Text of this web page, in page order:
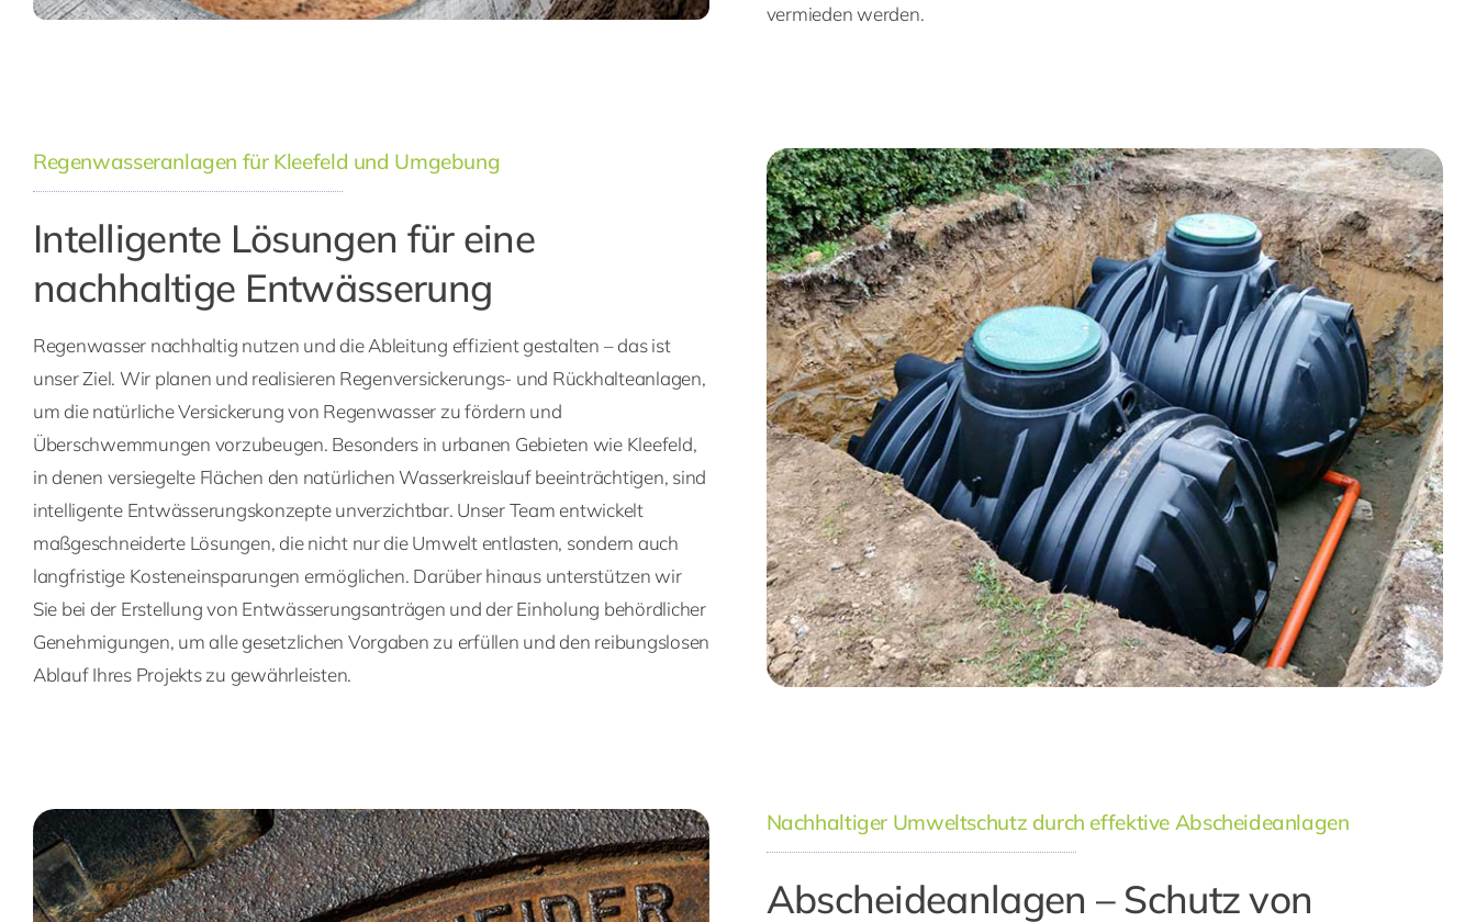
vermieden werden.
Regenwasseranlagen für Kleefeld und Umgebung
Intelligente Lösungen für eine
nachhaltige Entwässerung
Regenwasser nachhaltig nutzen und die Ableitung effizient gestalten – das ist
unser Ziel. Wir planen und realisieren Regenversickerungs- und Rückhalteanlagen,
um die natürliche Versickerung von Regenwasser zu fördern und
Überschwemmungen vorzubeugen. Besonders in urbanen Gebieten wie Kleefeld,
in denen versiegelte Flächen den natürlichen Wasserkreislauf beeinträchtigen, sind
intelligente Entwässerungskonzepte unverzichtbar. Unser Team entwickelt
maßgeschneiderte Lösungen, die nicht nur die Umwelt entlasten, sondern auch
langfristige Kosteneinsparungen ermöglichen. Darüber hinaus unterstützen wir
Sie bei der Erstellung von Entwässerungsanträgen und der Einholung behördlicher
Genehmigungen, um alle gesetzlichen Vorgaben zu erfüllen und den reibungslosen
Ablauf Ihres Projekts zu gewährleisten.
Nachhaltiger Umweltschutz durch effektive Abscheideanlagen
Abscheideanlagen – Schutz von